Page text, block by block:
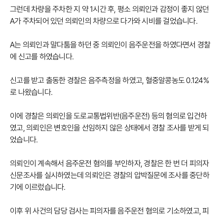
그런데 차량을 주차한 지 약 1시간 후, 평소 의뢰인과 감정이 좋지 않던
A가 주차되어 있던 의뢰인의 차량으로 다가와 시비를 걸었습니다.
A는 의뢰인과 말다툼을 하던 중 의뢰인이 음주운전을 하였다면서 경찰
에 신고를 하였습니다.
신고를 받고 출동한 경찰은 음주측정을 하였고, 혈중알콩농도 0.124%
로 나왔습니다.
이에 경찰은 의뢰인을 도로교통법위반(음주운전) 등의 혐의로 입건하
였고, 의뢰인은 변호인을 선임하지 않은 상태에서 경찰 조사를 받게 되
었습니다.
의뢰인이 계속해서 음주운전 혐의를 부인하자, 경찰은 한 번 더 피의자
신문조사를 실시하였는데 의뢰인은 경찰의 압박질문에 조사를 중단하
기에 이르렀습니다.
이후 위 사건의 담당 검사는 피의자를 음주운전 혐의로 기소하였고, 피